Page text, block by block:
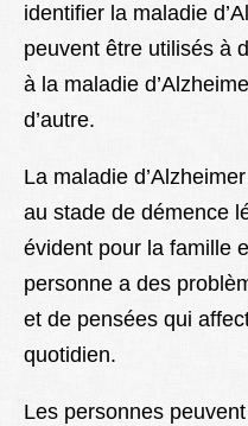
identifier la maladie
peuvent être utilisés à
à la maladie
d’autre.
La maladie
au stade de démence
évident pour la famille
personne a des
et de pensées qui
quotidien.
Les personnes